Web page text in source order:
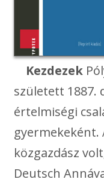
Kezdezek
született 1887.
értelmiségi
gyermekeként.
közgazdász
Deutsch